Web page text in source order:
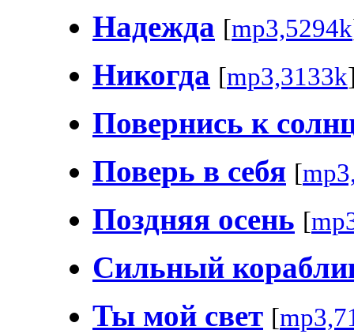
Надежда [mp3,5294k
Никогда [mp3,3133k
Повернись к
Поверь в себя [
Поздняя осень [
Сильный
Ты мой свет [